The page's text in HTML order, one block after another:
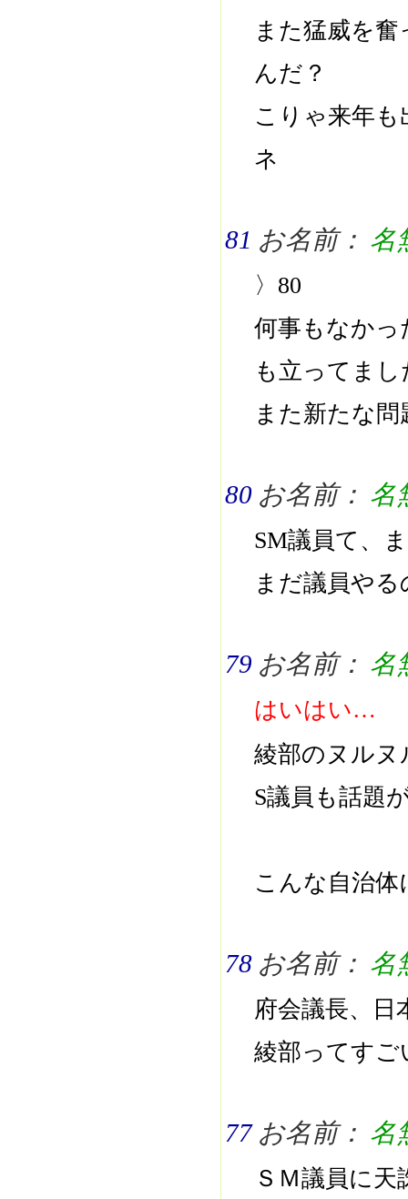
また猛威を
んだ？
こりゃ来年
ネ
81 お名前： 名
〉80
何事もなかっ
も立ってま
また新たな
80 お名前： 名
SM議員て、
まだ議員やる
79 お名前： 名
はいはい…
綾部のヌルヌ
S議員も話題
こんな自治
78 お名前： 名
府会議長、日
綾部ってすご
77 お名前： 名
ＳＭ議員に